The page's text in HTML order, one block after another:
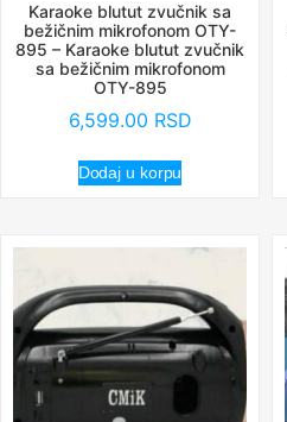
Karaoke blutut zvučnik sa
bežičnim mikrofonom OTY-
895 – Karaoke blutut zvučnik
sa bežičnim mikrofonom
OTY-895
6,599.00 RSD
Dodaj u korpu